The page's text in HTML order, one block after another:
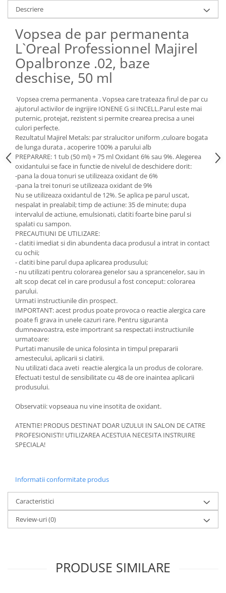
Descriere
Vopsea de par permanenta
L`Oreal Professionnel Majirel
Opalbronze .02, baze
deschise, 50 ml
Vopsea crema permanenta . Vopsea care trateaza firul de par cu
ajutorul activilor de ingrijire IONENE G si INCELL.Parul este mai
puternic, protejat, rezistent si permite crearea precisa a unei
culori perfecte.
Rezultatul Majirel Metals: par stralucitor uniform ,culoare bogata
de lunga durata , acoperire 100% a parului alb
PREPARARE: 1 tub (50 ml) + 75 ml Oxidant 6% sau 9%. Alegerea
oxidantului se face in functie de nivelul de deschidere dorit:
-pana la doua tonuri se utilizeaza oxidant de 6%
-pana la trei tonuri se utilizeaza oxidant de 9%
Nu se utilizeaza oxidantul de 12%. Se aplica pe parul uscat,
nespalat in prealabil; timp de actiune: 35 de minute; dupa
intervalul de actiune, emulsionati, clatiti foarte bine parul si
spalati cu sampon.
PRECAUTIUNI DE UTILIZARE:
- clatiti imediat si din abundenta daca produsul a intrat in contact
cu ochii;
- clatiti bine parul dupa aplicarea produsului;
- nu utilizati pentru colorarea genelor sau a sprancenelor, sau in
alt scop decat cel in care produsul a fost conceput: colorarea
parului.
Urmati instructiunile din prospect.
IMPORTANT: acest produs poate provoca o reactie alergica care
poate fi grava in unele cazuri rare. Pentru siguranta
dumneavoastra, este importrant sa respectati instructiunile
urmatoare:
Purtati manusile de unica folosinta in timpul prepararii
amestecului, aplicarii si clatirii.
Nu utilizati daca aveti reactie alergica la un produs de colorare.
Efectuati testul de sensibilitate cu 48 de ore inaintea aplicarii
produsului.
Observatii: vopseaua nu vine insotita de oxidant.
ATENTIE! PRODUS DESTINAT DOAR UZULUI IN SALON DE CATRE
PROFESIONISTI! UTILIZAREA ACESTUIA NECESITA INSTRUIRE
SPECIALA!
Informatii conformitate produs
Caracteristici
Review-uri(0)
PRODUSE SIMILARE